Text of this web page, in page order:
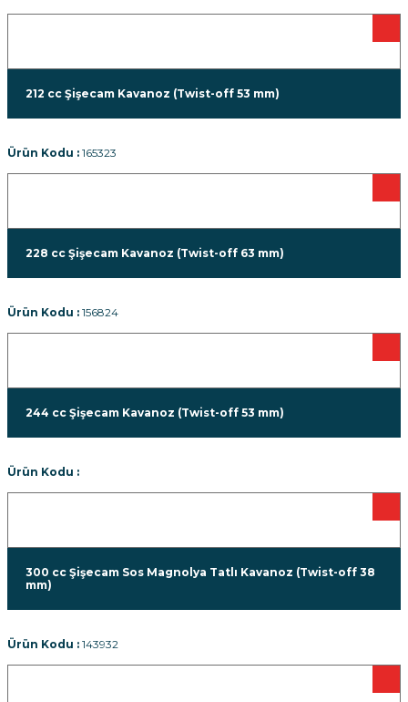
212 cc Şişecam Kavanoz (Twist-off 53 mm)
Ürün Kodu : 165323
228 cc Şişecam Kavanoz (Twist-off 63 mm)
Ürün Kodu : 156824
244 cc Şişecam Kavanoz (Twist-off 53 mm)
Ürün Kodu :
300 cc Şişecam Sos Magnolya Tatlı Kavanoz (Twist-off 38
mm)
Ürün Kodu : 143932